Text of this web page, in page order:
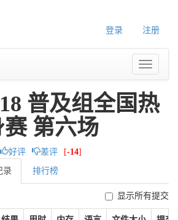
登录 注册
普及组全国热
赛 第六场
好评 差评 [-14]
录 排行榜
显示所有提交